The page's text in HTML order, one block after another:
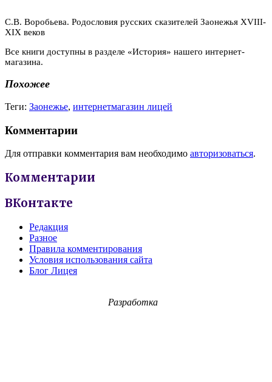
С.В. Воробьева. Родословия русских сказителей Заонежья XVIII-
XIX веков
Все книги доступны в разделе «История» нашего интернет-
магазина.
Похожее
Теги: Заонежье, интернетмагазин лицей
Комментарии
Для отправки комментария вам необходимо авторизоваться.
Комментарии
ВКонтакте
Редакция
Разное
Правила комментирования
Условия использования сайта
Блог Лицея
Разработка